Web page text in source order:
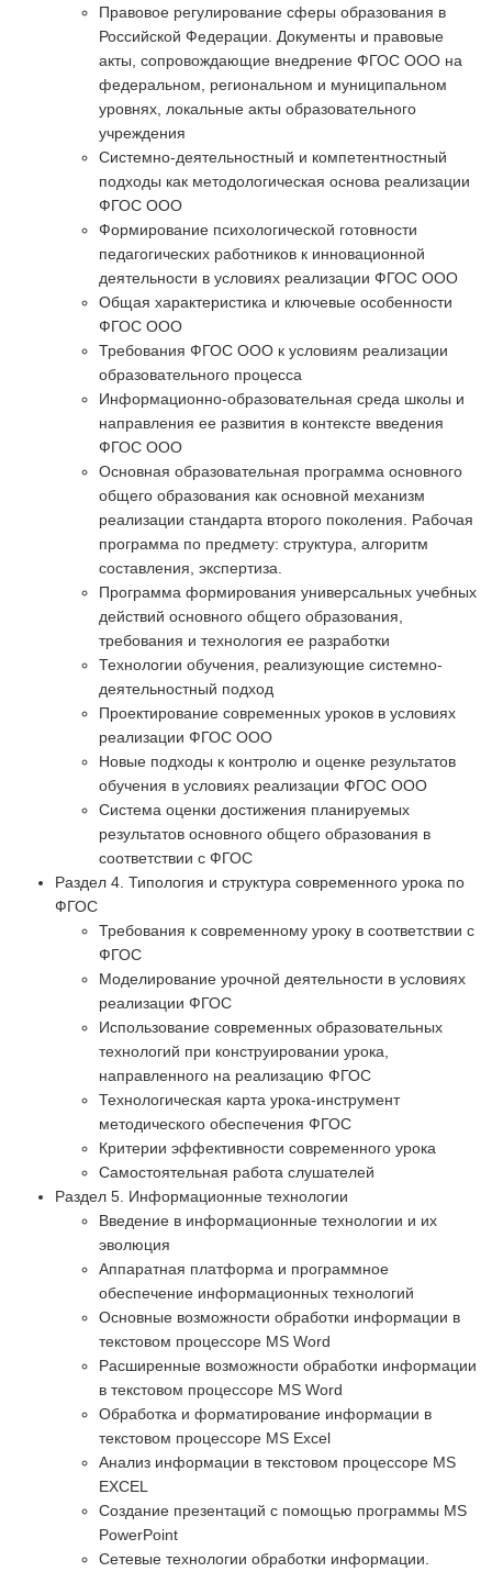
Правовое регулирование сферы образования в
Российской Федерации. Документы и правовые
акты, сопровождающие внедрение ФГОС ООО на
федеральном, региональном и муниципальном
уровнях, локальные акты образовательного
учреждения
Системно-деятельностный и компетентностный
подходы как методологическая основа реализации
ФГОС ООО
Формирование психологической готовности
педагогических работников к инновационной
деятельности в условиях реализации ФГОС ООО
Общая характеристика и ключевые особенности
ФГОС ООО
Требования ФГОС ООО к условиям реализации
образовательного процесса
Информационно-образовательная среда школы и
направления ее развития в контексте введения
ФГОС ООО
Основная образовательная программа основного
общего образования как основной механизм
реализации стандарта второго поколения. Рабочая
программа по предмету: структура, алгоритм
составления, экспертиза.
Программа формирования универсальных учебных
действий основного общего образования,
требования и технология ее разработки
Технологии обучения, реализующие системно-
деятельностный подход
Проектирование современных уроков в условиях
реализации ФГОС ООО
Новые подходы к контролю и оценке результатов
обучения в условиях реализации ФГОС ООО
Система оценки достижения планируемых
результатов основного общего образования в
соответствии с ФГОС
Раздел 4. Типология и структура современного урока по
ФГОС
Требования к современному уроку в соответствии с
ФГОС
Моделирование урочной деятельности в условиях
реализации ФГОС
Использование современных образовательных
технологий при конструировании урока,
направленного на реализацию ФГОС
Технологическая карта урока-инструмент
методического обеспечения ФГОС
Критерии эффективности современного урока
Самостоятельная работа слушателей
Раздел 5. Информационные технологии
Введение в информационные технологии и их
эволюция
Аппаратная платформа и программное
обеспечение информационных технологий
Основные возможности обработки информации в
текстовом процессоре MS Word
Расширенные возможности обработки информации
в текстовом процессоре MS Word
Обработка и форматирование информации в
текстовом процессоре МS Excel
Анализ информации в текстовом процессоре MS
EXCEL
Создание презентаций с помощью программы MS
PowerPoint
Сетевые технологии обработки информации.